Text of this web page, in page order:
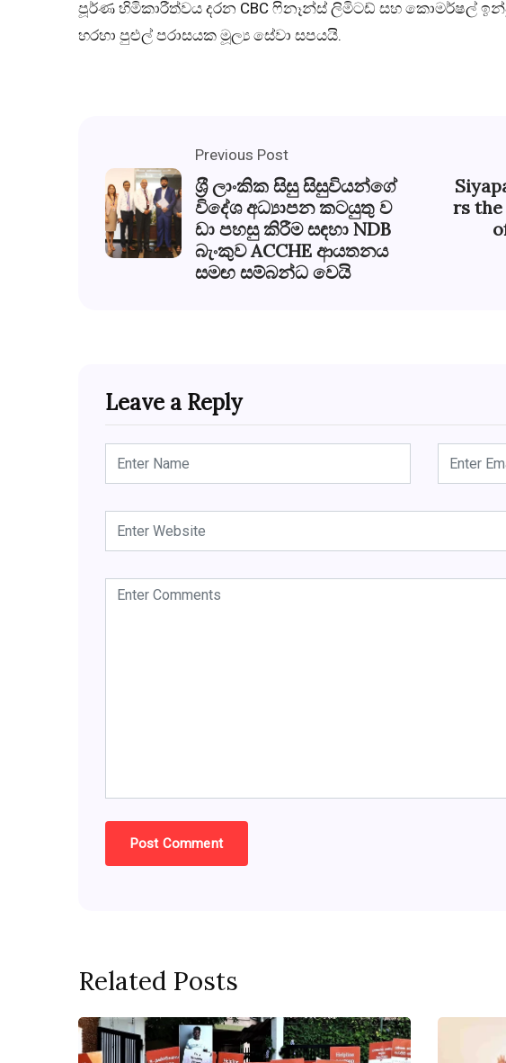
පූර්ණ හිමිකාරීත්වය දරන CBC ෆිනෑන්ස් ලිමිටඩ් සහ කොමර්ෂල්
හරහා පුළුල් පරාසයක මූල්‍ය සේවා සපයයි.
Previous Post
ශ‍්‍රී ලාංකික සිසු සිසුවියන්ගේ
විදේශ අධ්‍යාපන කටයුතු ව
ඩා පහසු කිරීම සඳහා NDB
බැංකුව ACCHE ආයතනය
සමඟ සම්බන්ධ වෙයි
rs
Leave a Reply
Related Posts